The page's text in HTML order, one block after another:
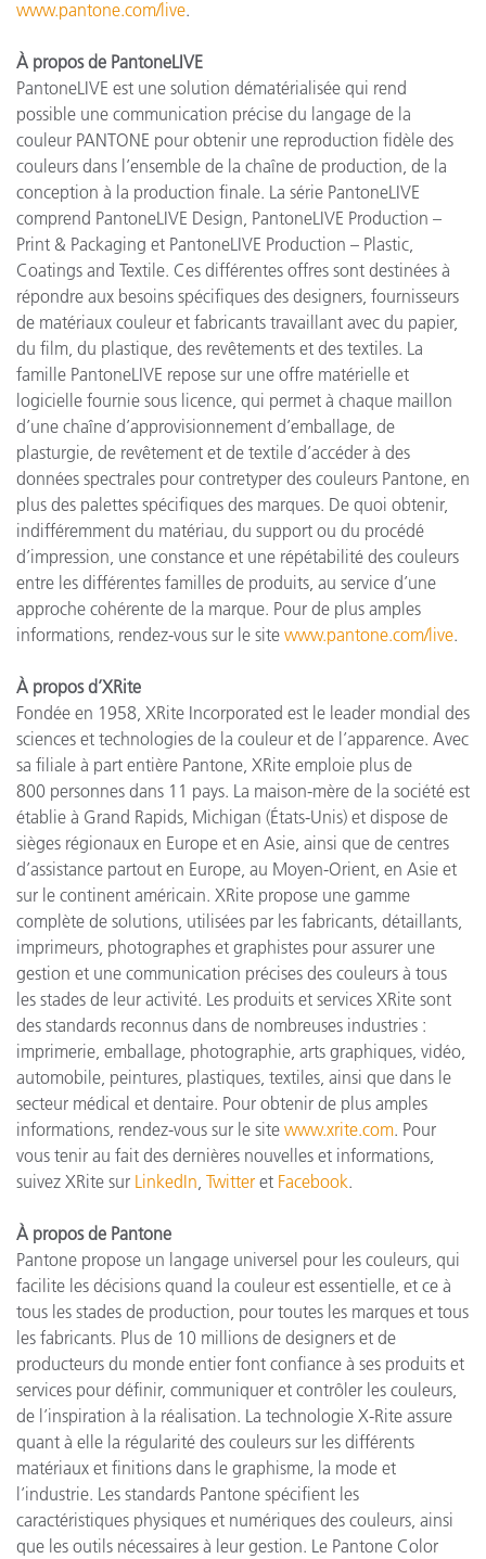
www.pantone.com/live.
À propos de PantoneLIVE
PantoneLIVE est une solution dématérialisée qui rend
possible une communication précise du langage de la
couleur PANTONE pour obtenir une reproduction fidèle des
couleurs dans l’ensemble de la chaîne de production, de la
conception à la production finale. La série PantoneLIVE
comprend PantoneLIVE Design, PantoneLIVE Production –
Print & Packaging et PantoneLIVE Production – Plastic,
Coatings and Textile. Ces différentes offres sont destinées à
répondre aux besoins spécifiques des designers, fournisseurs
de matériaux couleur et fabricants travaillant avec du papier,
du film, du plastique, des revêtements et des textiles. La
famille PantoneLIVE repose sur une offre matérielle et
logicielle fournie sous licence, qui permet à chaque maillon
d’une chaîne d’approvisionnement d’emballage, de
plasturgie, de revêtement et de textile d’accéder à des
données spectrales pour contretyper des couleurs Pantone, en
plus des palettes spécifiques des marques. De quoi obtenir,
indifféremment du matériau, du support ou du procédé
d’impression, une constance et une répétabilité des couleurs
entre les différentes familles de produits, au service d’une
approche cohérente de la marque. Pour de plus amples
informations, rendez-vous sur le site www.pantone.com/live.
À propos d’XRite
Fondée en 1958, XRite Incorporated est le leader mondial des
sciences et technologies de la couleur et de l’apparence. Avec
sa filiale à part entière Pantone, XRite emploie plus de
800 personnes dans 11 pays. La maison-mère de la société est
établie à Grand Rapids, Michigan (États-Unis) et dispose de
sièges régionaux en Europe et en Asie, ainsi que de centres
d’assistance partout en Europe, au Moyen-Orient, en Asie et
sur le continent américain. XRite propose une gamme
complète de solutions, utilisées par les fabricants, détaillants,
imprimeurs, photographes et graphistes pour assurer une
gestion et une communication précises des couleurs à tous
les stades de leur activité. Les produits et services XRite sont
des standards reconnus dans de nombreuses industries :
imprimerie, emballage, photographie, arts graphiques, vidéo,
automobile, peintures, plastiques, textiles, ainsi que dans le
secteur médical et dentaire. Pour obtenir de plus amples
informations, rendez-vous sur le site www.xrite.com. Pour
vous tenir au fait des dernières nouvelles et informations,
suivez XRite sur LinkedIn Twitter et Facebook.
À propos de Pantone
Pantone propose un langage universel pour les couleurs, qui
facilite les décisions quand la couleur est essentielle, et ce à
tous les stades de production, pour toutes les marques et tous
les fabricants. Plus de 10 millions de designers et de
producteurs du monde entier font confiance à ses produits et
services pour définir, communiquer et contrôler les couleurs,
de l’inspiration à la réalisation. La technologie X-Rite assure
quant à elle la régularité des couleurs sur les différents
matériaux et finitions dans le graphisme, la mode et
l’industrie. Les standards Pantone spécifient les
caractéristiques physiques et numériques des couleurs, ainsi
que les outils nécessaires à leur gestion. Le Pantone Color